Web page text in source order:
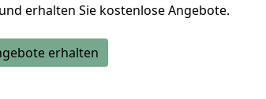
erhalten Sie kostenlose Angebote.
erhalten